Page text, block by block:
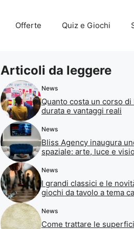
Offerte Quiz e Giochi
Articoli da leggere
News
Quanto costa un corso di
durata e vantaggi reali
News
Bliss Agency inaugura
spaziale: arte, luce e
News
I grandi classici e le
giochi da tavolo a tema
News
Come trattare le